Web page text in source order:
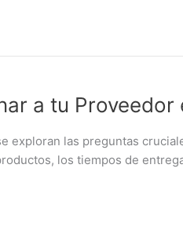
a tu Proveedor
exploran las preguntas
los tiempos de